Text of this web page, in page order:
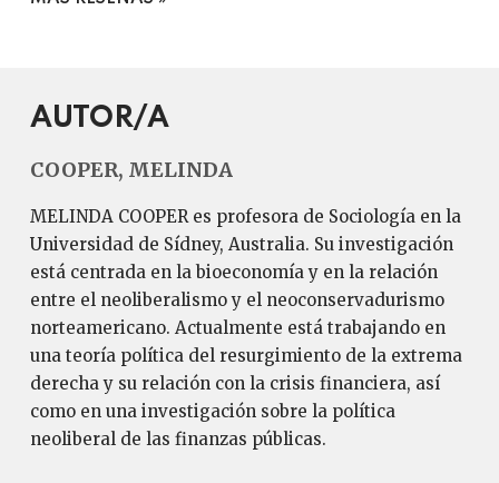
AUTOR/A
COOPER, MELINDA
MELINDA COOPER es profesora de Sociología en la
Universidad de Sídney, Australia. Su investigación
está centrada en la bioeconomía y en la relación
entre el neoliberalismo y el neoconservadurismo
norteamericano. Actualmente está trabajando en
una teoría política del resurgimiento de la extrema
derecha y su relación con la crisis financiera, así
como en una investigación sobre la política
neoliberal de las finanzas públicas.